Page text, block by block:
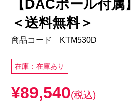
【DACポール付属】
＜送料無料＞
商品コード KTM530D
在庫：在庫あり
¥89,540(税込)